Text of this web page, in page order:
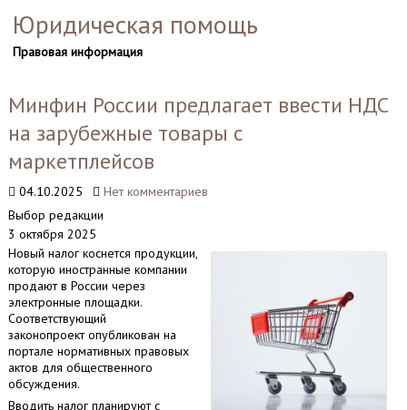
Юридическая помощь
Правовая информация
Минфин России предлагает ввести НДС
на зарубежные товары с
маркетплейсов
04.10.2025
Нет комментариев
Выбор редакции
3 октября 2025
Новый налог коснется продукции,
которую иностранные компании
продают в России через
электронные площадки.
Соответствующий
законопроект опубликован на
портале нормативных правовых
актов для общественного
обсуждения.
Вводить налог планируют с